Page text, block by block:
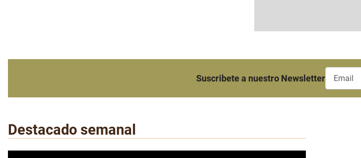
Suscribete a nuestro Newsletter
Destacado semanal